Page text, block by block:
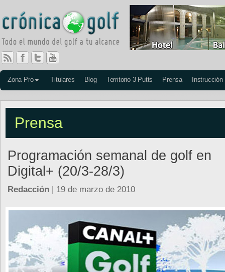
Zona Pro Titulares Blog Territorio 3 Putts Prensa Instrucción
Prensa
Programación semanal de golf en
Digital+ (20/3-28/3)
Redacción | 19 de marzo de 2010